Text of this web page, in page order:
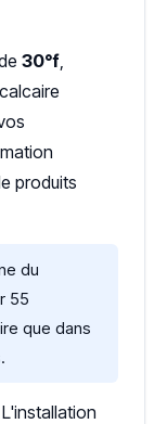
30°f,
produits
du
55
que dans
L'installation